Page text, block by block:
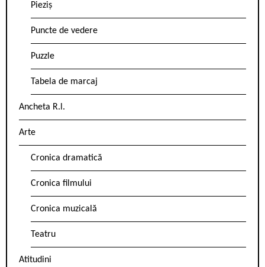
Pieziș
Puncte de vedere
Puzzle
Tabela de marcaj
Ancheta R.l.
Arte
Cronica dramatică
Cronica filmului
Cronica muzicală
Teatru
Atitudini